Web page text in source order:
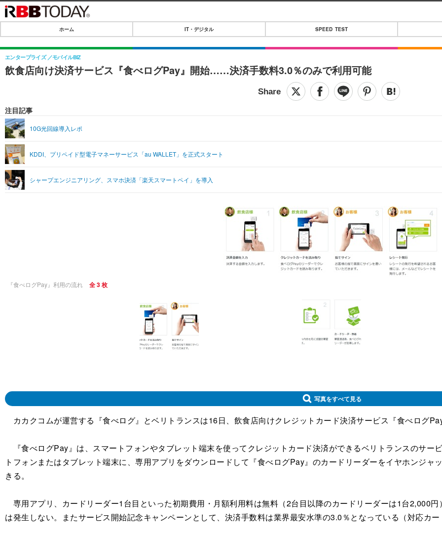
IT・デジタル
IT・デジタルTOP
SPEED TEST
音楽
ライフ
ペット
その他
リリース一覧
プッシュ通知の停止方法
ホーム IT・デジタル SPEED TEST
飲食店向け決済サービス『食べログPay』開始……決済手数料3.0％のみで利用可能
エンタープライズ モバイルBIZ
注目記事
10G光回線導入レポ
KDDI、プリペイド型電子マネーサービス「au WALLET」を正式スタート
シャープエンジニアリング、スマホ決済「楽天スマートペイ」を導入
『食べログPay』利用の流れ 全 3 枚
写真をすべて見る
カカクコムが運営する『食べログ』とベリトランスは16日、飲食店向けクレジットカード決済サービス『食べログ
『食べログPay』は、スマートフォンやタブレット端末を使ってクレジットカード決済ができるベリトランスのサー
トフォンまたはタブレット端末に、専用アプリをダウンロードして『食べログPay』のカードリーダーをイヤホンジ
きる。
専用アプリ、カードリーダー1台目といった初期費用・月額利用料は無料（2台目以降のカードリーダーは1台2,000
は発生しない。またサービス開始記念キャンペーンとして、決済手数料は業界最安水準の3.0％となっている（対応カ